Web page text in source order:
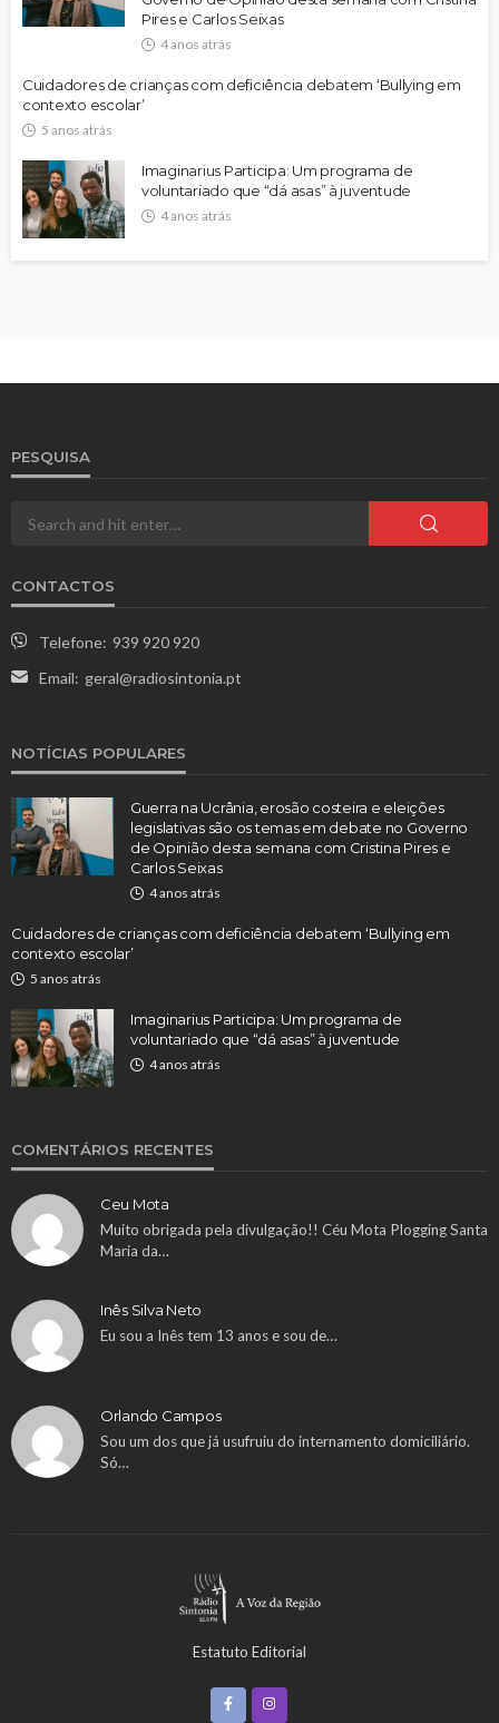
Pires e Carlos Seixas
4 anos atrás
Cuidadores de crianças com deficiência debatem ‘Bullying em
contexto escolar’
5 anos atrás
Imaginarius Participa: Um programa de
voluntariado que “dá asas” à juventude
4 anos atrás
PESQUISA
CONTACTOS
Telefone: 939 920 920
Email: geral@radiosintonia.pt
NOTÍCIAS POPULARES
Guerra na Ucrânia, erosão costeira e eleições
legislativas são os temas em debate no Governo
de Opinião desta semana com Cristina Pires e
Carlos Seixas
4 anos atrás
Cuidadores de crianças com deficiência debatem ‘Bullying em
contexto escolar’
5 anos atrás
Imaginarius Participa: Um programa de
voluntariado que “dá asas” à juventude
4 anos atrás
COMENTÁRIOS RECENTES
Ceu Mota
Muito obrigada pela divulgação!! Céu Mota Plogging Santa
Maria da…
Inês Silva Neto
Eu sou a Inês tem 13 anos e sou de…
Orlando Campos
Sou um dos que já usufruiu do internamento domiciliário.
Só…
Estatuto Editorial